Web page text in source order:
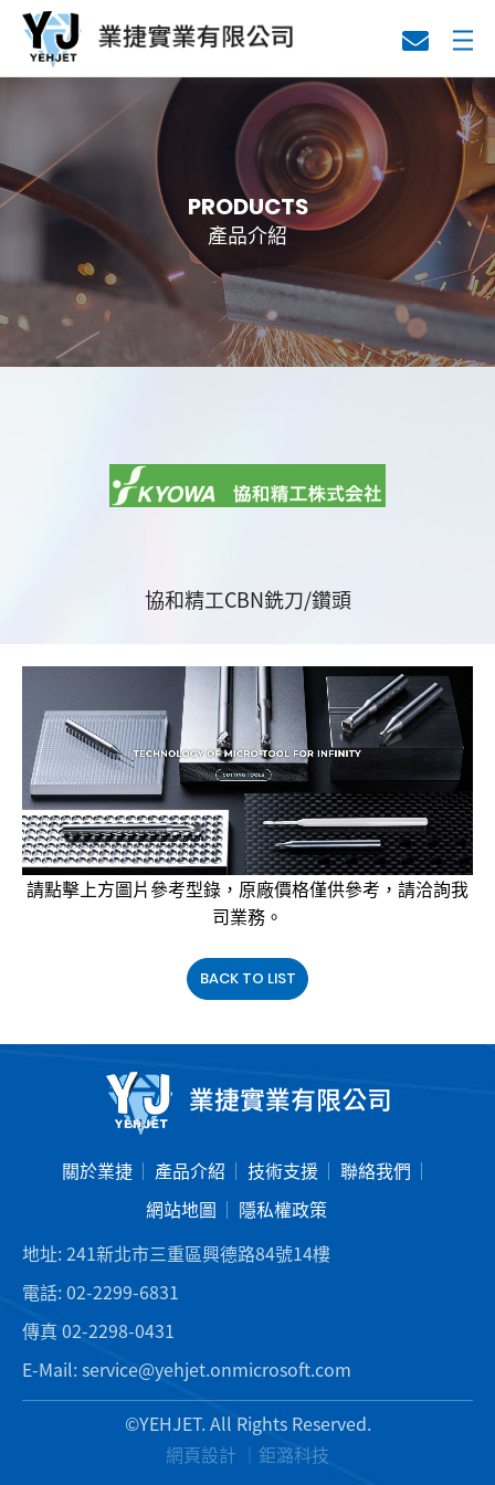
關於業捷
代理產品
技術資料
PRODUCTS
產品介紹
協和精工CBN銑刀/鑽頭
請點擊上方圖片參考型錄，原廠價格僅供參考，請洽詢我
司業務。
BACK TO LIST
關於業捷 產品介紹 技術支援
聯絡我們
網站地圖
隱私權政策
地址:241新北市三重區興德路84號14樓
電話:02-2299-6831
傳真 02-2298-0431
E-Mail:service@yehjet.onmicrosoft.com
©YEHJET. All Rights Reserved.
網頁設計 ｜ 鉅潞科技